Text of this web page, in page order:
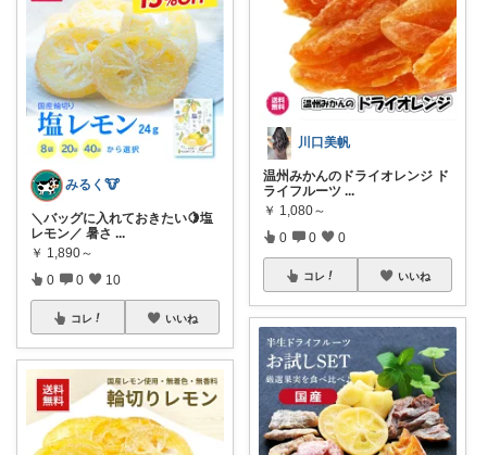
みるく🐮
＼バッグに入れておきたい🍋塩
レモン／ 暑さ ...
￥ 1,890～
0 0 10
コレ いいね
川口美帆
温州みかんのドライオレンジ ド
ライフルーツ ...
￥ 1,080～
0 0 0
コレ いいね